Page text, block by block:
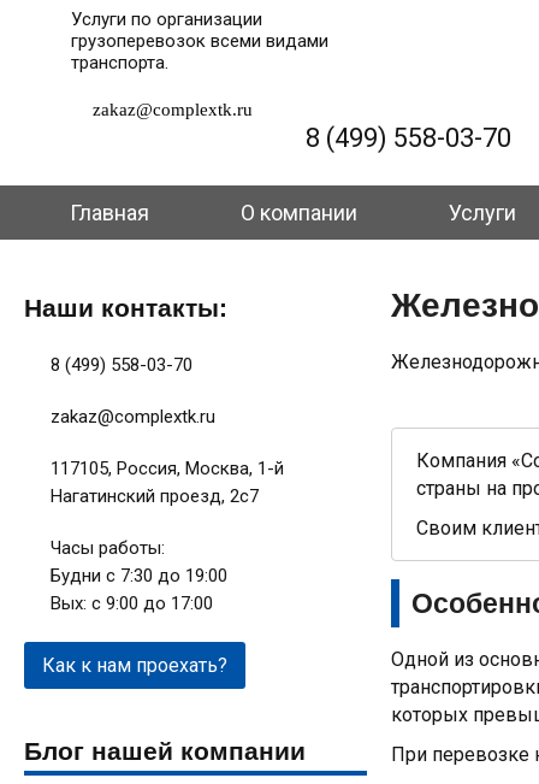
Услуги по организации
грузоперевозок всеми видами
транспорта.
zakaz@complextk.ru
8 (499) 558-03-70
Главная О компании Услуги
Наши контакты:
8 (499) 558-03-70
zakaz@complextk.ru
117105, Россия, Москва, 1-й
Нагатинский проезд, 2с7
Часы работы:
Будни с 7:30 до 19:00
Вых: с 9:00 до 17:00
Как к нам проехать?
Блог нашей компании
Компания
страны на
Своим
Одной из
которых
При перевозке